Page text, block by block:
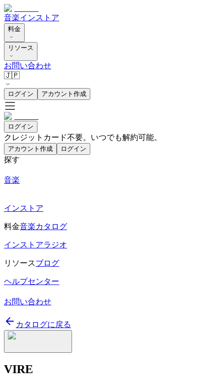
音楽インストア
料金
リソース
お問い合わせ
🇯🇵
ログイン アカウント作成
ログイン
クレジットカード不要。いつでも解約可能。
アカウント作成 ログイン
探す
音楽
インストア
料金音楽カタログ
インストアラジオ
リソースブログ
ヘルプセンター
お問い合わせ
カタログに戻る
VIRE